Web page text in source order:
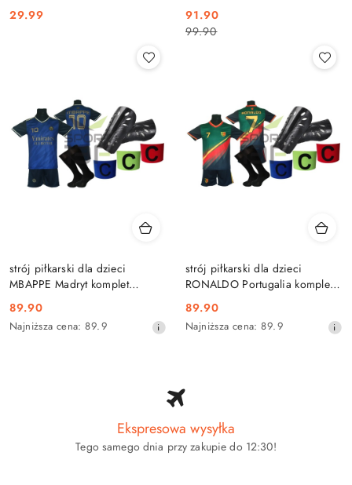
Cena:
29.99
Cena
promocyjna:
91.90
Cena
przed
99.90
strój piłkarski dla dzieci
MBAPPE Madryt komplet
Cena
promocyjna:
89.90
Najniższa
Najniższa cena: 89.9
strój piłkarski dla dzieci
RONALDO Portugalia komplet
Cena
promocyjna:
89.90
Najniższa
przed
Najniższa cena: 89.9
Ekspresowa wysyłka
Tego samego dnia przy zakupie do 12:30!